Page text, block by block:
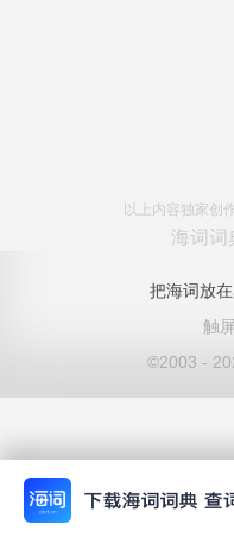
以上内容独家创
海词词
把海词放
触
©2003 -